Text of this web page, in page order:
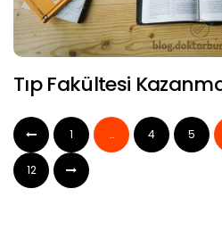
Tıp Fakültesi
1 … 4 5
12